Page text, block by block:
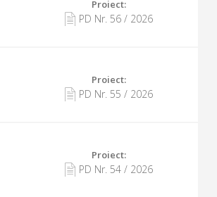
Proiect:
PD Nr. 56/ 2026
Proiect:
PD Nr. 55 / 2026
Proiect:
PD Nr. 54/ 2026